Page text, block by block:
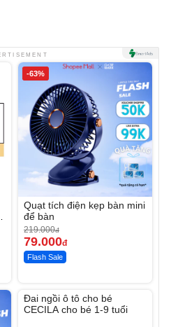
-63%
Quạt tích điện kẹp bàn mini
để bàn
219.000đ
79.000đ
Flash Sale
Đai ngồi ô tô cho bé
CECILA cho bé 1-9 tuổi